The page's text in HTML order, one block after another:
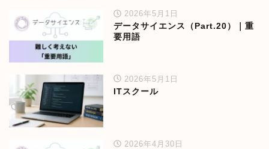
2026年5月1日
データサイエンス（Part.20）｜重
要用語
2026年5月1日
ITスクール
2026年4月30日